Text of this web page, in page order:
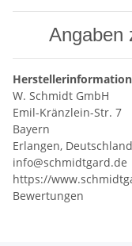
Angaben
W. Schmidt GmbH
Emil-Kränzlein-Str. 7
Bayern
Erlangen,
info@schmidtgard.de
https://
Bewertungen